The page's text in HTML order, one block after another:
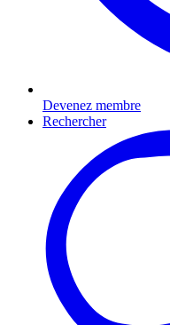
Devenez membre
Rechercher